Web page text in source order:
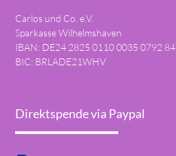
Carlos und Co. e.V.
Sparkasse Wilhelmshaven
IBAN: DE24 2825 0110 0035 0792 84
BIC: BRLADE21WHV
Direktspende via Paypal